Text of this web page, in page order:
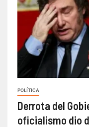
POLÍTICA
Derrota del
oficialismo dio